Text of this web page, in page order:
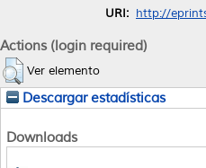
URI: http://
Actions (login required)
Ver elemento
Descargar estadísticas
Downloads